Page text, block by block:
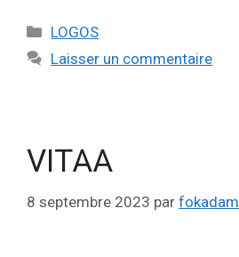
LOGOS
Laisser un commentaire
VITAA
8 septembre 2023 par fokadam